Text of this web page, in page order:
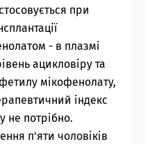
при
- в плазмі
ацикловіру та
мікофенолату,
індекс
не потрібно.
п'яти чоловіків